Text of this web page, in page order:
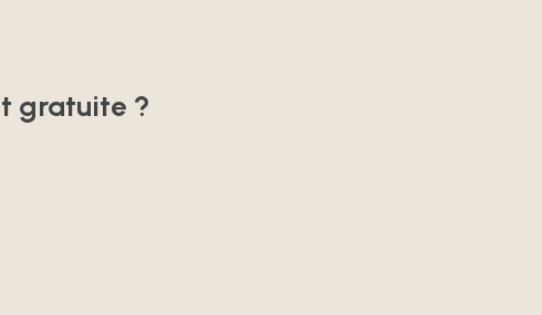
gratuite ?